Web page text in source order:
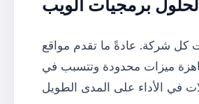
برمجيات الويب
كل شركة. عادةً ما تقدم مواقع
ميزات محدودة وتتسبب في